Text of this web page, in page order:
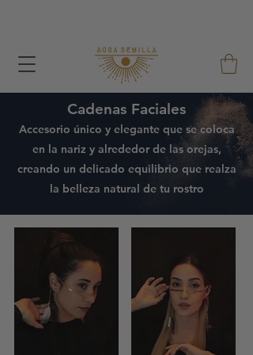
Cadenas Faciales
Accesorio único y elegante que se coloca
en la nariz y alrededor de las orejas,
creando un delicado equilibrio que realza
la belleza natural de tu rostro